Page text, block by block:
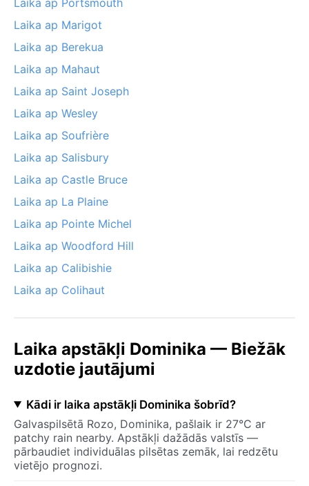
Laika ap Marigot
Laika ap Berekua
Laika ap Mahaut
Laika ap Saint Joseph
Laika ap Wesley
Laika ap Soufrière
Laika ap Salisbury
Laika ap Castle Bruce
Laika ap La Plaine
Laika ap Pointe Michel
Laika ap Woodford Hill
Laika ap Calibishie
Laika ap Colihaut
Laika apstākļi Dominika — Biežāk
uzdotie jautājumi
Kādi ir laika apstākļi Dominika šobrīd?
Galvaspilsētā Rozo, Dominika, pašlaik ir 27°C ar
patchy rain nearby. Apstākļi dažādās valstīs —
pārbaudiet individuālas pilsētas zemāk, lai redzētu
vietējo prognozi.